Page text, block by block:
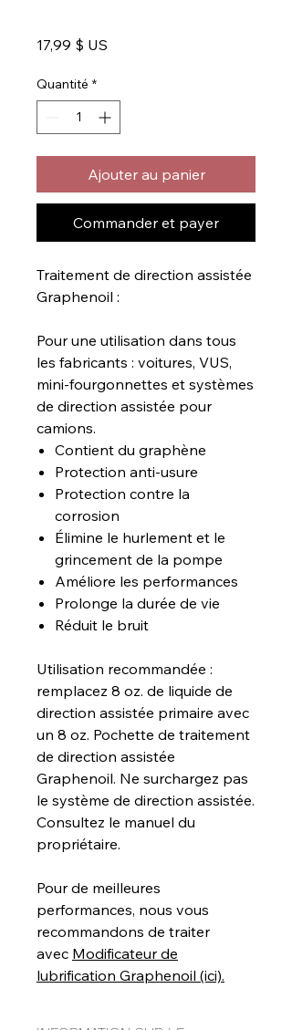
17,99 $ US
Quantité *
Ajouter au panier
Commander et payer
Traitement de direction assistée
Graphenoil :
Pour une utilisation dans tous
les fabricants : voitures, VUS,
mini-fourgonnettes et systèmes
de direction assistée pour
camions.
Contient du graphène
Protection anti-usure
Protection contre la
corrosion
Élimine le hurlement et le
grincement de la pompe
Améliore les performances
Prolonge la durée de vie
Réduit le bruit
Utilisation recommandée :
remplacez 8 oz. de liquide de
direction assistée primaire avec
un 8 oz. Pochette de traitement
de direction assistée
Graphenoil. Ne surchargez pas
le système de direction assistée.
Consultez le manuel du
propriétaire.
Pour de meilleures
performances, nous vous
recommandons de traiter
avec Modificateur de
lubrification Graphenoil (ici).